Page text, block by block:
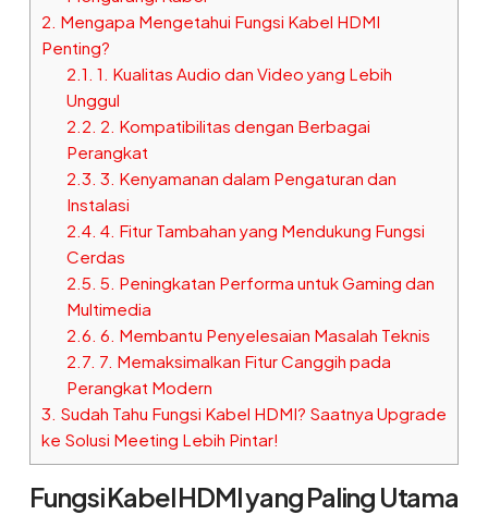
2. Mengapa Mengetahui Fungsi Kabel HDMI
Penting?
2.1. 1. Kualitas Audio dan Video yang Lebih
Unggul
2.2. 2. Kompatibilitas dengan Berbagai
Perangkat
2.3. 3. Kenyamanan dalam Pengaturan dan
Instalasi
2.4. 4. Fitur Tambahan yang Mendukung Fungsi
Cerdas
2.5. 5. Peningkatan Performa untuk Gaming dan
Multimedia
2.6. 6. Membantu Penyelesaian Masalah Teknis
2.7. 7. Memaksimalkan Fitur Canggih pada
Perangkat Modern
3. Sudah Tahu Fungsi Kabel HDMI? Saatnya Upgrade
ke Solusi Meeting Lebih Pintar!
Fungsi Kabel HDMI yang Paling Utama